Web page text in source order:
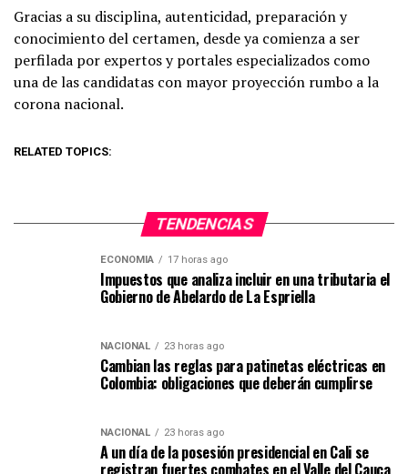
Gracias a su disciplina, autenticidad, preparación y
conocimiento del certamen, desde ya comienza a ser
perfilada por expertos y portales especializados como
una de las candidatas con mayor proyección rumbo a la
corona nacional.
RELATED TOPICS:
TENDENCIAS
ECONOMIA 17 horas ago
Impuestos que analiza incluir en una tributaria el
Gobierno de Abelardo de La Espriella
NACIONAL 23 horas ago
Cambian las reglas para patinetas eléctricas en
Colombia: obligaciones que deberán cumplirse
NACIONAL 23 horas ago
A un día de la posesión presidencial en Cali se
registran fuertes combates en el Valle del Cauca